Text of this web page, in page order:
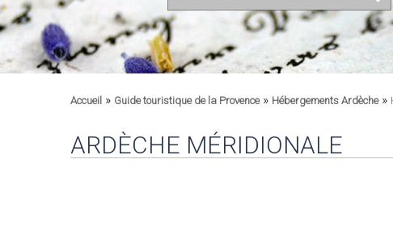
Accueil » Guide touristique de la Provence» Hébergements Ardèche»
ARDÈCHE MÉRIDIONALE